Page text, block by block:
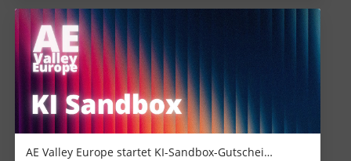
AE Valley Europe startet KI-Sandbox-Gutschei…